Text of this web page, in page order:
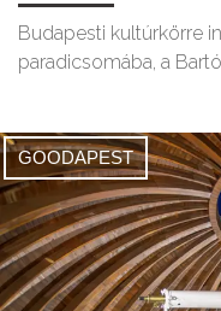
Budapesti kultúrkörre
paradicsomába, a
GOODAPEST